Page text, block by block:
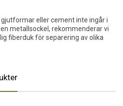
eller cement inte ingår i
metallsockel, rekommenderar vi
fiberduk för separering av olika